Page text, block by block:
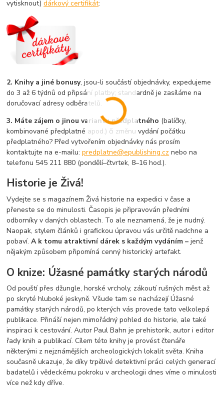
vytisknout)dárkový certifikát:
2. Knihy a jiné bonusy, jsou-li součástí objednávky, expedujeme
do 3 až 6 týdnů od připsání platby; standardně je zasíláme na
doručovací adresy odběratelů.
3. Máte zájem o jinou variantu předplatného (balíčky,
kombinované předplatné apod.) či změnu vydání počátku
předplatného? Před vytvořením objednávky nás prosím
kontaktujte na e-mailu:predplatne@epublishing.cz nebo na
telefonu 545 211 880 (pondělí–čtvrtek, 8–16 hod.).
Historie je Živá!
Vydejte se s magazínem Živá historie na expedici v čase a
přeneste se do minulosti. Časopis je připravován předními
odborníky v daných oblastech. To ale neznamená, že je nudný.
Naopak, stylem článků i grafickou úpravou vás určitě nadchne a
pobaví.A k tomu atraktivní dárek s každým vydáním –jenž
nějakým způsobem připomíná cenný historický artefakt.
O knize: Úžasné památky starých národů
Od pouští přes džungle, horské vrcholy, zákoutí rušných měst až
po skryté hluboké jeskyně. Všude tam se nacházejí Úžasné
památky starých národů, po kterých vás provede tato velkolepá
publikace. Přináší nejen mimořádný pohled do historie, ale také
inspiraci k cestování. Autor Paul Bahn je prehistorik, autor i editor
řady knih a publikací. Cílem této knihy je provést čtenáře
některými z nejznámějších archeologických lokalit světa. Kniha
současně ukazuje, že díky trpělivé detektivní práci celých generací
badatelů i vědeckému pokroku v archeologii dnes víme o minulosti
více než kdy dříve.